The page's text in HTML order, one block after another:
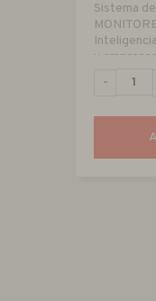
Sistema
y empresas
-